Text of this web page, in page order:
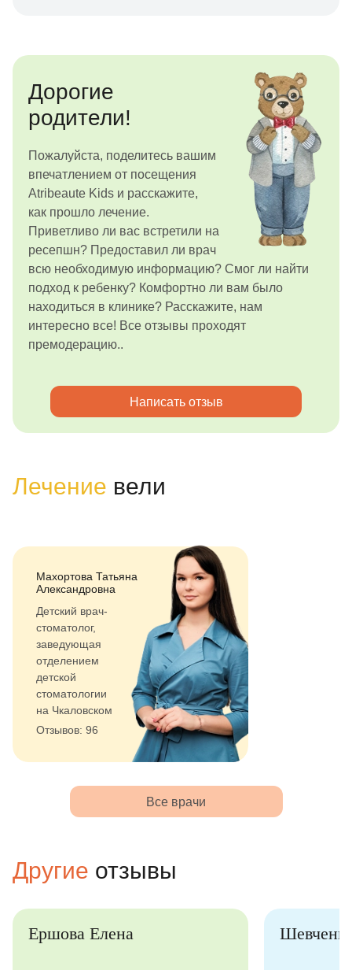
Дорогие
родители!
Пожалуйста, поделитесь вашим
впечатлением от посещения
Atribeaute Kids и расскажите,
как прошло лечение.
Приветливо ли вас встретили на
ресепшн? Предоставил ли врач
всю необходимую информацию? Смог ли найти
подход к ребенку? Комфортно ли вам было
находиться в клинике? Расскажите, нам
интересно все! Все отзывы проходят
премодерацию..
Написать отзыв
Лечение вели
Махортова Татьяна
Александровна
Детский врач-
стоматолог,
заведующая
отделением
детской
стоматологии
на Чкаловском
Отзывов: 96
Все врачи
Другие отзывы
Ершова Елена